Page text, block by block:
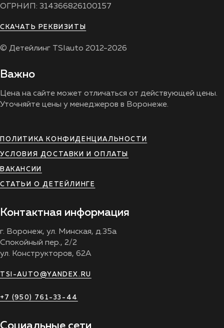
ОГРНИП: 314366826100157
СКАЧАТЬ РЕКВИЗИТЫ
© Детейлинг TSIauto 2012-2026
Важно
Цена на сайте может отличаться от действующей цены.
Уточняйте цены у менеджеров в Воронеже.
ПОЛИТИКА КОНФИДЕНЦИАЛЬНОСТИ
УСЛОВИЯ ДОСТАВКИ И ОПЛАТЫ
ВАКАНСИИ
СТАТЬИ О ДЕТЕЙЛИНГЕ
Контактная информация
г. Воронеж, ул. Минская, д.35а
Спокойный пер., 2/2
ул. Конструкторов, 62А
TSI-AUTO@YANDEX.RU
+7 (950) 761-33-44